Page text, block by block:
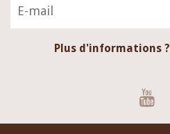
Plus d'informations ?